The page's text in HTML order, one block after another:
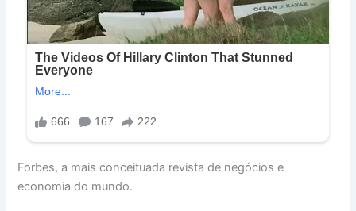
Forbes, a mais conceituada revista de negócios e
economia do mundo.